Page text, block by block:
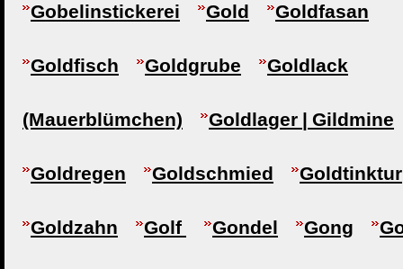
Gobelinstickerei Gold Goldfasan
Goldfisch Goldgrube Goldlack
(Mauerblümchen) Goldlager | Gildmine
Goldregen Goldschmied Goldtinktur
Goldzahn Golf Gondel Gong